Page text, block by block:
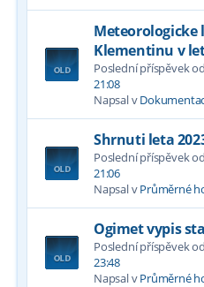
Meteorologicke
Klementinu v
Poslední příspěvek od
21:08
Napsal v
Shrnuti leta
Poslední příspěvek od
21:06
Napsal vPrůměrné
Ogimet vypis
Poslední příspěvek od
23:48
Napsal vPrůměrné